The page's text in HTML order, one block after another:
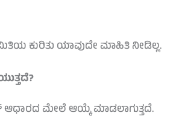
ಕುರಿತು ಯಾವುದೇ ಮಾಹಿತಿ ನೀಡಿಲ್ಲ.
ಮೇಲೆ ಆಯ್ಕೆ ಮಾಡಲಾಗುತ್ತದೆ.